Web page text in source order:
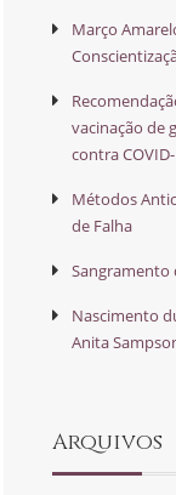
Março
vacinação de
contra
Métodos
de Falha
Sangramento
Nascimento
Anita
Arquivos